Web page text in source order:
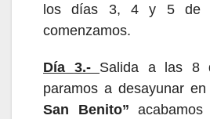
los días 3, 4 y 5 de
comenzamos.
Día 3.- Salida a las 8
paramos a desayunar
San Benito”